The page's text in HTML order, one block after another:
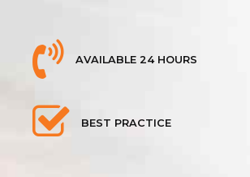
AVAILABLE 24 HOURS
BEST PRACTICE